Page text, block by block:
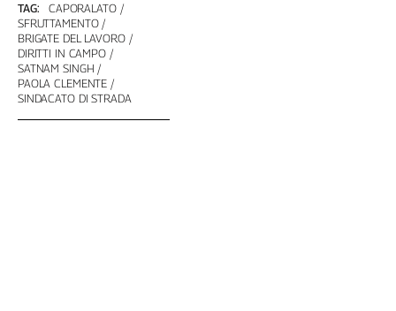
Territori
Abruzzo-
Molise
Alto
Adige
Basilicata
TAG:
CAPORALATO
SFRUTTAMENTO
BRIGATE DEL LAVORO
DIRITTI IN CAMPO
SATNAM SINGH
PAOLA CLEMENTE
SINDACATO DI STRADA